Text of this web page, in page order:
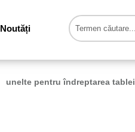
Noutăți
unelte pentru îndreptarea tablei